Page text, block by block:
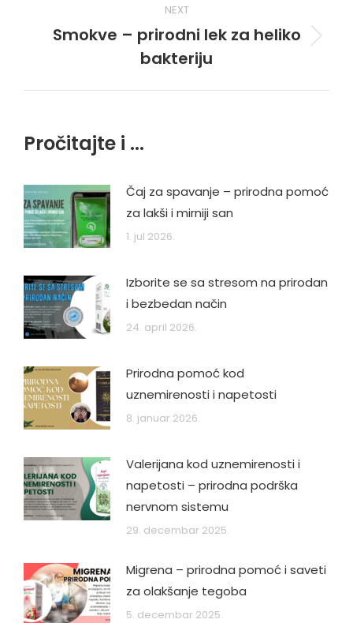
NEXT
Next
post:
Smokve – prirodni lek za heliko
bakteriju
Pročitajte i ...
Čaj za spavanje – prirodna pomoć
za lakši i mirniji san
1. jul 2026.
Izborite se sa stresom na prirodan
i bezbedan način
24. april 2026.
Prirodna pomoć kod
uznemirenosti i napetosti
8. januar 2026.
Valerijana kod uznemirenosti i
napetosti – prirodna podrška
nervnom sistemu
29. decembar 2025.
Migrena – prirodna pomoć i saveti
za olakšanje tegoba
5. decembar 2025.